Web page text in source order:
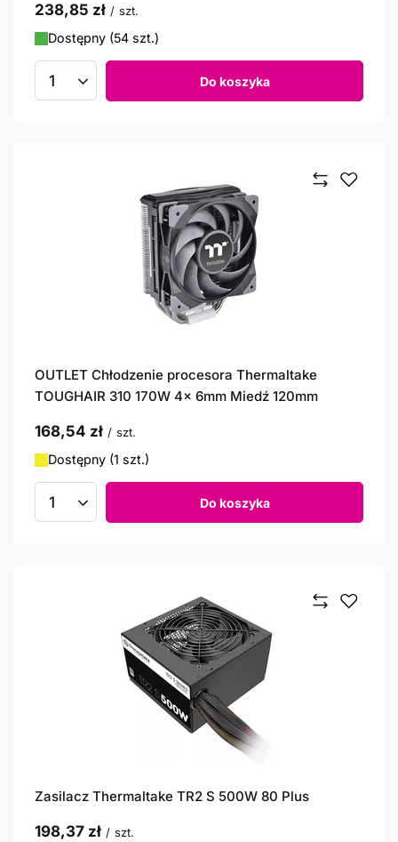
238,85 zł / szt.
Dostępny (54 szt.)
Ilość produktów Do koszyka
OUTLET Chłodzenie procesora Thermaltake
TOUGHAIR 310 170W 4x 6mm Miedź 120mm
168,54 zł / szt.
Dostępny (1 szt.)
Ilość produktów Do koszyka
Zasilacz Thermaltake TR2 S 500W 80 Plus
198,37 zł / szt.